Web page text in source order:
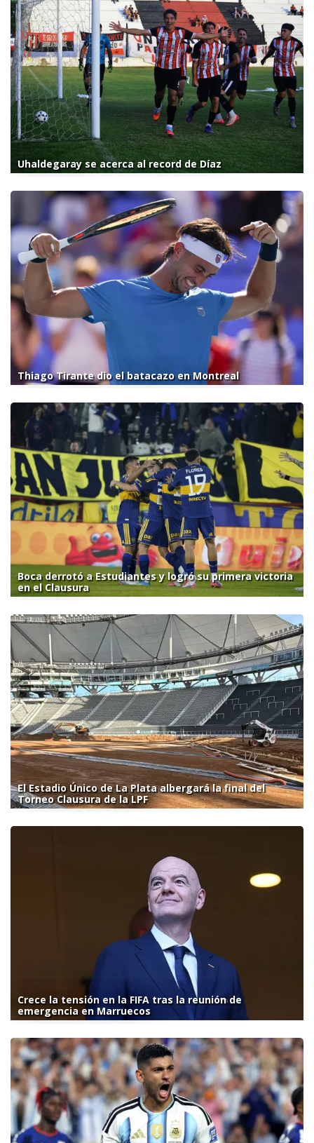
Uhaldegaray se acerca al record de Díaz
Thiago Tirante dio el batacazo en Montreal
Boca derrotó a Estudiantes y logró su primera victoria
en el Clausura
El Estadio Único de La Plata albergará la final del
Torneo Clausura de la LPF
Crece la tensión en la FIFA tras la reunión de
emergencia en Marruecos